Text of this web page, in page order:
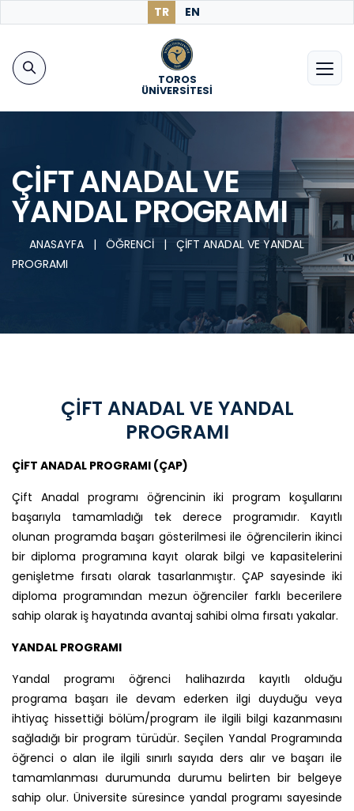
TR EN
TOROS
ÜNİVERSİTESİ
ÇİFT ANADAL VE
YANDAL PROGRAMI
ANASAYFA | ÖĞRENCİ |
ÇİFT ANADAL VE YANDAL
PROGRAMI
ÇİFT ANADAL VE YANDAL
PROGRAMI
ÇİFT ANADAL PROGRAMI (ÇAP)
Çift Anadal programı öğrencinin iki program koşullarını
başarıyla tamamladığı tek derece programıdır. Kayıtlı
olunan programda başarı gösterilmesi ile öğrencilerin ikinci
bir diploma programına kayıt olarak bilgi ve kapasitelerini
genişletme fırsatı olarak tasarlanmıştır. ÇAP sayesinde iki
diploma programından mezun öğrenciler farklı becerilere
sahip olarak iş hayatında avantaj sahibi olma fırsatı yakalar.
YANDAL PROGRAMI
Yandal programı öğrenci halihazırda kayıtlı olduğu
programa başarı ile devam ederken ilgi duyduğu veya
ihtiyaç hissettiği bölüm/program ile ilgili bilgi kazanmasını
sağladığı bir program türüdür. Seçilen Yandal Programında
öğrenci o alan ile ilgili sınırlı sayıda ders alır ve başarı ile
tamamlanması durumunda durumu belirten bir belgeye
sahip olur. Üniversite süresince yandal programı sayesinde